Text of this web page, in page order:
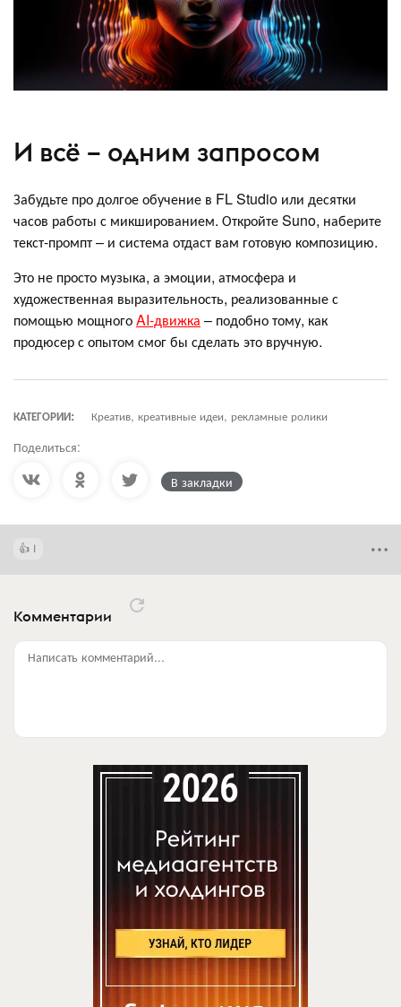
И всё – одним запросом
Забудьте про долгое обучение в FL Studio или десятки
часов работы с микшированием. Откройте Suno, наберите
текст-промпт – и система отдаст вам готовую композицию.
Это не просто музыка, а эмоции, атмосфера и
художественная выразительность, реализованные с
помощью мощногоAI-движка – подобно тому, как
продюсер с опытом смог бы сделать это вручную.
КАТЕГОРИИ: Креатив, креативные идеи, рекламные ролики
Поделиться:
В закладки
1
Комментарии
Написать комментарий...